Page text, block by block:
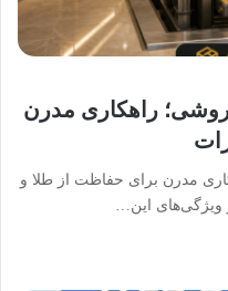
راهکاری مدرن
مدرن برای حفاظت از طلا و
ویژگی‌های این…